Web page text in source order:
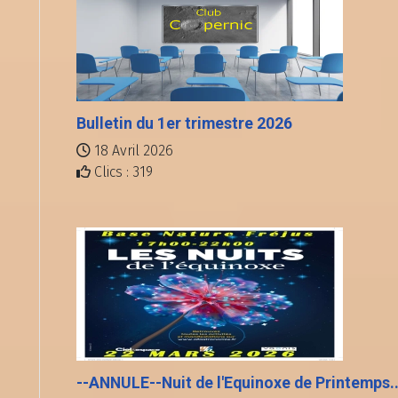
Bulletin du 1er trimestre 2026
18 Avril 2026
Clics : 319
--ANNULE--Nuit de l'Equinoxe de